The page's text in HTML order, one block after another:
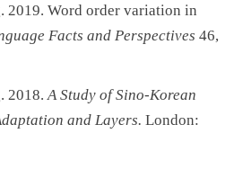
2019. Word order variation in
Facts and Perspectives 46,
2018. A Study of Sino-Korean
and Layers. London: